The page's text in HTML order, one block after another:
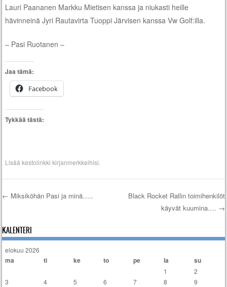
Lauri Paananen Markku Mietisen kanssa ja niukasti heille
hävinneinä Jyri Rautavirta Tuoppi Järvisen kanssa Vw Golf:illa.
– Pasi Ruotanen –
Jaa tämä:
Facebook
Tykkää tästä:
Lisääkestolinkki kirjanmerkkeihisi.
← Miksiköhän Pasi ja minä…..
Black Rocket Rallin toimihenkilöt
käyvät kuumina…. →
KALENTERI
elokuu 2026
ma ti ke to pe la su
1
2
3
4 5 6 7 8
9